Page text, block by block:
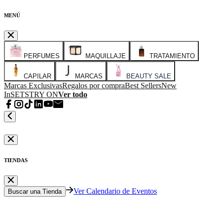
MENÚ
PERFUMES MAQUILLAJE TRATAMIENTO
CAPILAR MARCAS BEAUTY SALE
Marcas ExclusivasRegalos por compraBest SellersNew
InSETSTRY ONVer todo
TIENDAS
Buscar una Tienda Ver Calendario de Eventos